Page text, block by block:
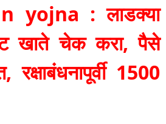
yojna : लाडक्या
खाते चेक करा, पैसे
1500